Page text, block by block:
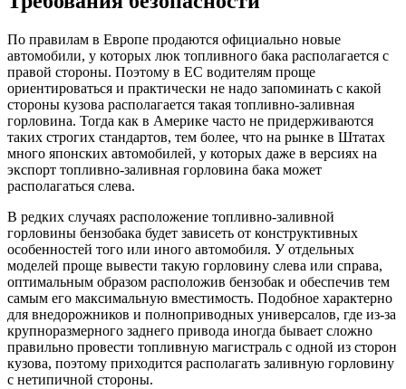
По правилам в Европе продаются официально новые
автомобили, у которых люк топливного бака располагается с
правой стороны. Поэтому в ЕС водителям проще
ориентироваться и практически не надо запоминать с какой
стороны кузова располагается такая топливно-заливная
горловина. Тогда как в Америке часто не придерживаются
таких строгих стандартов, тем более, что на рынке в Штатах
много японских автомобилей, у которых даже в версиях на
экспорт топливно-заливная горловина бака может
располагаться слева.
В редких случаях расположение топливно-заливной
горловины бензобака будет зависеть от конструктивных
особенностей того или иного автомобиля. У отдельных
моделей проще вывести такую горловину слева или справа,
оптимальным образом расположив бензобак и обеспечив тем
самым его максимальную вместимость. Подобное характерно
для внедорожников и полноприводных универсалов, где из-за
крупноразмерного заднего привода иногда бывает сложно
правильно провести топливную магистраль с одной из сторон
кузова, поэтому приходится располагать заливную горловину
с нетипичной стороны.